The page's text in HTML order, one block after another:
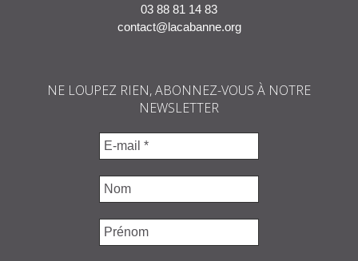
03 88 81 14 83
contact@lacabanne.org
NE LOUPEZ RIEN, ABONNEZ-VOUS À NOTRE
NEWSLETTER